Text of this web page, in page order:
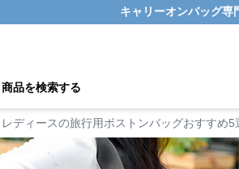
キャリーオンバッグ専
商品を検索する
レディースの旅行用ボストンバッグおすすめ5